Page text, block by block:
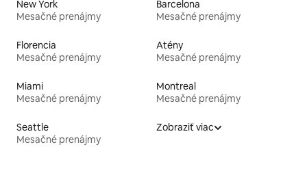
New York
Mesačné prenájmy
Barcelona
Mesačné prenájmy
Florencia
Mesačné prenájmy
Atény
Mesačné prenájmy
Miami
Mesačné prenájmy
Montreal
Mesačné prenájmy
Seattle
Mesačné prenájmy
Zobraziť viac